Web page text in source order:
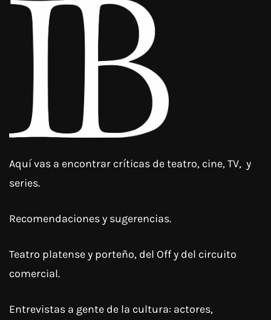
Aquí vas a encontrar críticas de teatro, cine, TV, y
series.
Recomendaciones y sugerencias.
Teatro platense y porteño, del Off y del circuito
comercial.
Entrevistas a gente de la cultura: actores,